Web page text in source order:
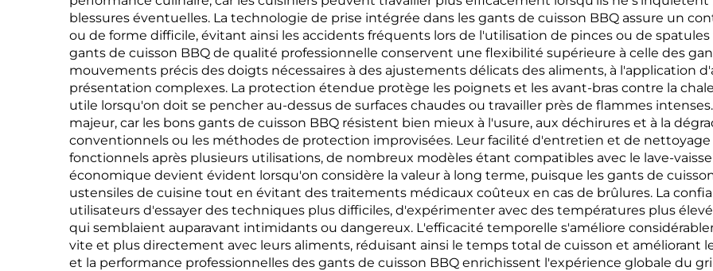
blessures éventuelles. La technologie de prise intégrée dans les gants de cuisson BBQ assure un
ou de forme difficile, évitant ainsi les accidents fréquents lors de l'utilisation de pinces ou de
gants de cuisson BBQ de qualité professionnelle conservent une flexibilité supérieure à celle des
mouvements précis des doigts nécessaires à des ajustements délicats des aliments, à l'application
présentation complexes. La protection étendue protège les poignets et les avant-bras contre la
utile lorsqu'on doit se pencher au-dessus de surfaces chaudes ou travailler près de flammes
majeur, car les bons gants de cuisson BBQ résistent bien mieux à l'usure, aux déchirures et à la
conventionnels ou les méthodes de protection improvisées. Leur facilité d'entretien et de
fonctionnels après plusieurs utilisations, de nombreux modèles étant compatibles avec le lave-
économique devient évident lorsqu'on considère la valeur à long terme, puisque les gants de
ustensiles de cuisine tout en évitant des traitements médicaux coûteux en cas de brûlures. La
utilisateurs d'essayer des techniques plus difficiles, d'expérimenter avec des températures plus
qui semblaient auparavant intimidants ou dangereux. L'efficacité temporelle s'améliore
vite et plus directement avec leurs aliments, réduisant ainsi le temps total de cuisson et améliorant
et la performance professionnelles des gants de cuisson BBQ enrichissent l'expérience globale du